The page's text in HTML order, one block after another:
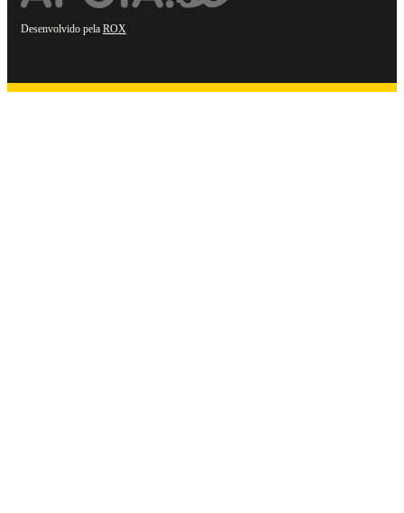
Desenvolvido pela ROX